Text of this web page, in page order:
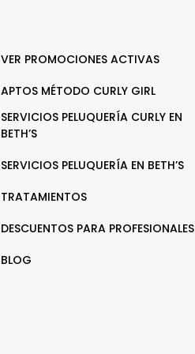
VER PROMOCIONES ACTIVAS
APTOS MÉTODO CURLY GIRL
SERVICIOS PELUQUERÍA CURLY EN
BETH’S
SERVICIOS PELUQUERÍA EN BETH’S
TRATAMIENTOS
DESCUENTOS PARA PROFESIONALES
BLOG